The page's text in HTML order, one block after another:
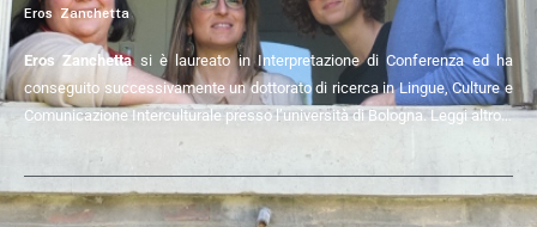
Eros Zanchetta
Eros Zanchettasi è laureato in Interpretazione di Conferenza ed ha
conseguito successivamente un dottorato di ricerca in Lingue, Culture e
Comunicazione Interculturale presso l’università di Bologna. Leggi altro…